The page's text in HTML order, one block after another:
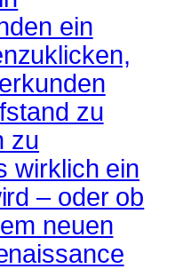
ein
zu
zu
wirklich ein
– oder ob
neuen